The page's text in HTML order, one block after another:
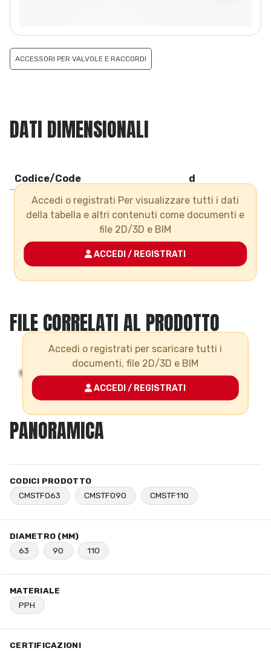
ACCESSORI PER VALVOLE E RACCORDI
DATI DIMENSIONALI
Codice/Code
d
CMSTF063
63
CMSTF110
Accedi o registrati Per visualizzare tutti i dati
della tabella e altri contenuti come documenti e
file 2D/3D e BIM
ACCEDI / REGISTRATI
FILE CORRELATI AL PRODOTTO
Accedi o registrati per scaricare tutti i
documenti, file 2D/3D e BIM
ACCEDI / REGISTRATI
PANORAMICA
CODICI PRODOTTO
CMSTF063
CMSTF090 CMSTF110
DIAMETRO (MM)
63
90 110
MATERIALE
PPH
CERTIFICAZIONI